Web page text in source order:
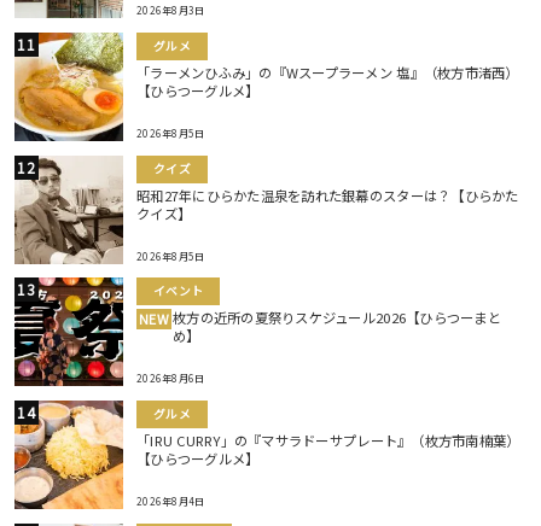
2026年8月3日
グルメ
「ラーメンひふみ」の『Wスープラーメン 塩』（枚方市渚西）
【ひらつーグルメ】
2026年8月5日
クイズ
昭和27年にひらかた温泉を訪れた銀幕のスターは？【ひらかた
クイズ】
2026年8月5日
イベント
NEW 枚方の近所の夏祭りスケジュール2026【ひらつーまと
め】
2026年8月6日
グルメ
「IRU CURRY」の『マサラドーサプレート』（枚方市南楠葉）
【ひらつーグルメ】
2026年8月4日